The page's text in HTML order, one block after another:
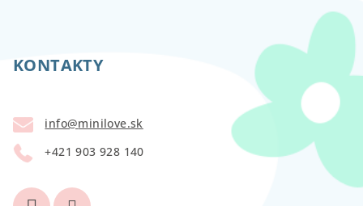
KONTAKTY
info@minilove.sk
+421 903 928 140